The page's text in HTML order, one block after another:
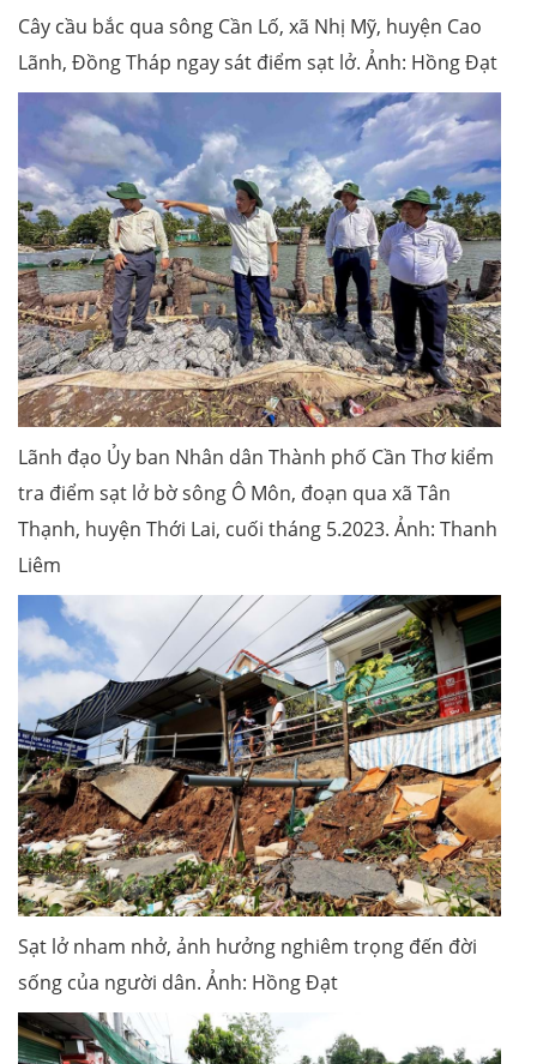
Cây cầu bắc qua sông Cần Lố, xã Nhị Mỹ, huyện Cao
Lãnh, Đồng Tháp ngay sát điểm sạt lở. Ảnh: Hồng Đạt
Lãnh đạo Ủy ban Nhân dân Thành phố Cần Thơ kiểm
tra điểm sạt lở bờ sông Ô Môn, đoạn qua xã Tân
Thạnh, huyện Thới Lai, cuối tháng 5.2023. Ảnh: Thanh
Liêm
Sạt lở nham nhở, ảnh hưởng nghiêm trọng đến đời
sống của người dân. Ảnh: Hồng Đạt